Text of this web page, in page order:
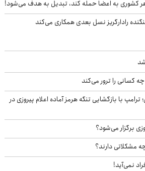
هر کشوری به اعضا حمله کند، تبدیل به هدف می‌شود!
رادارگریز نسل بعدی همکاری می‌کند
کسانی را ترور می‌کند
با بازگشایی تنگه هرمز آماده اعلام پیروزی در
برگزار می‌شود؟
مشکلاتی دارند؟
نمی‌آید!